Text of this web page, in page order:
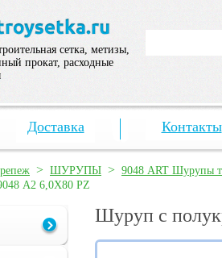
сетка, метизы,
прокат, расходные
Доставка Контакты
> ШУРУПЫ > 9048 ART Шурупы
А2 6,0X80 PZ
Шуруп с